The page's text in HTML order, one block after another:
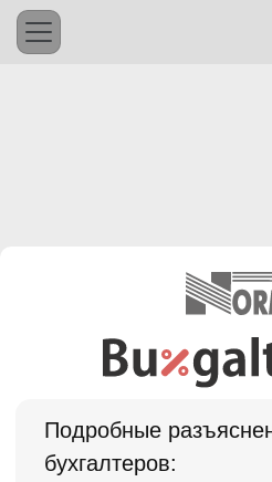
Подробные
бухгалтеров: